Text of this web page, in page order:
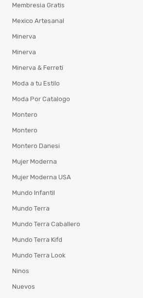
Membresia Gratis
Mexico Artesanal
Minerva
Minerva
Minerva & Ferreti
Moda a tu Estilo
Moda Por Catalogo
Montero
Montero
Montero Danesi
Mujer Moderna
Mujer Moderna USA
Mundo Infantil
Mundo Terra
Mundo Terra Caballero
Mundo Terra Kifd
Mundo Terra Look
Ninos
Nuevos